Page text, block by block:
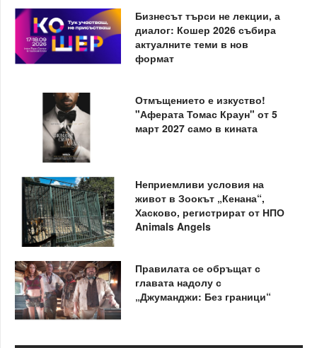
Бизнесът търси не лекции, а
диалог: Кошер 2026 събира
актуалните теми в нов
формат
Отмъщението е изкуство!
"Аферата Томас Краун" от 5
март 2027 само в кината
Неприемливи условия на
живот в Зоокът „Кенана“,
Хасково, регистрират от НПО
Animals Angels
Правилата се обръщат с
главата надолу с
„Джуманджи: Без граници“